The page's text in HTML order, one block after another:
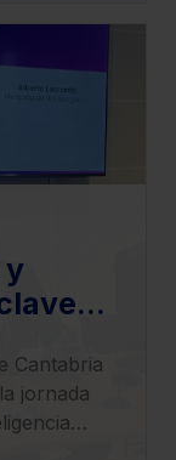
y
Cantabria
jornada